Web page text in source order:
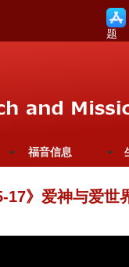
题
福音信息
17》爱神与爱世